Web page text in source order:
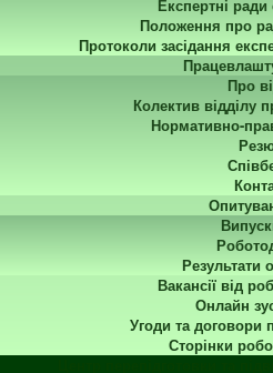
Експертні ради
Положення про
Протоколи засідання
Про
Колектив відділу
Нормативно-
Результати
Вакансії від
Онлайн
Угоди та договори
Сторінки